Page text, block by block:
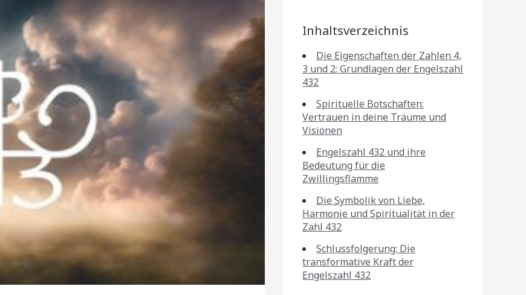
Inhaltsverzeichnis
Die Eigenschaften der Zahlen 4,
3 und 2: Grundlagen der Engelszahl
432
Spirituelle Botschaften:
Vertrauen in deine Träume und
Visionen
Engelszahl 432 und ihre
Bedeutung für die
Zwillingsflamme
Die Symbolik von Liebe,
Harmonie und Spiritualität in der
Zahl 432
Schlussfolgerung: Die
transformative Kraft der
Engelszahl 432